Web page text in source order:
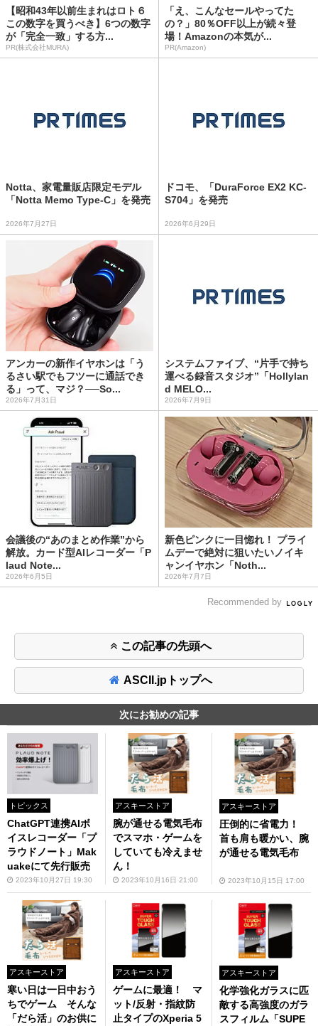
【昭和43年以前生まれはロト６
この数字を買うべき】6つの数字
が「完全一致」する方...
PR(株式会社MURA)
「え、こんなセールやってた
の？」80％OFF以上が続々登
場！Amazonの本気が...
PR(Amazon)
Notta、家電量販店限定モデル
「Notta Memo Type-C」を発売
2026年7月27日
ドコモ、「DuraForce EX2 KC-
S704」を発売
2026年6月29日
アンカーの新作イヤホンは「う
るさい駅でもフツーに通話でき
る」って、マジ？──So...
2026年7月31日
システムファイブ、“片手で持ち
運べる録音スタジオ”「Hollylan
d MELO...
2026年7月9日
会議後の“あのまとめ作業”から
解放。カード型AIレコーダー「P
laud Note...
2026年6月5日
新色ピンクに一目惚れ！ プライ
ムデーで絶対に狙いたいノイキ
ャンイヤホン「Noth...
2026年7月7日
Recommended by
この記事の先頭へ
ASCII.jpトップへ
次にお勧めの記事
トピックス
ChatGPT連携AIボ
イスレコーダー「プ
ラウドノート」Mak
uakeにて先行販売
2023年10月27日 19:30
アスキーストア
腕が通せる電気毛布
でスマホ・ゲームを
していても冷えませ
ん！
2023年10月16日 21:00
アスキーストア
圧倒的に省電力！
首も肩も暖かい、腕
が通せる電気毛布
2023年10月15日 17:00
アスキーストア
寒い日は一日中おう
ちでゲーム そんな
「だら活」のお供に
アスキーストア
ゲームに最適！ マ
ット/反射・指紋防
止タイプのXperia 5
アスキーストア
化学強化ガラスに匹
敵する高強度のガラ
スフィルム「SUPE